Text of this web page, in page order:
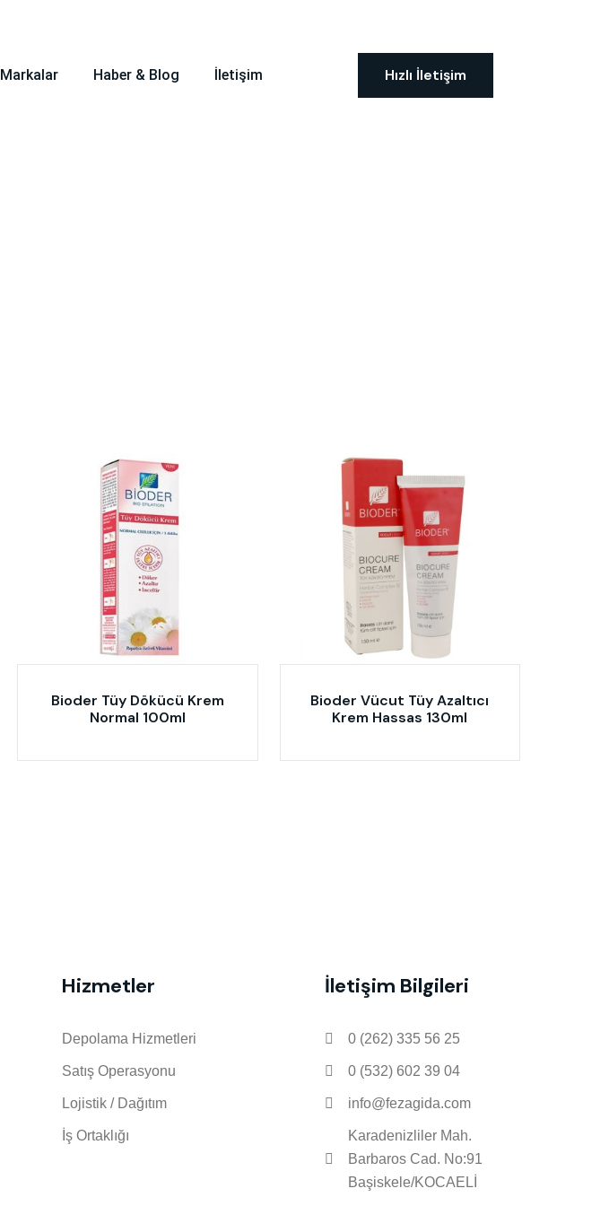
Markalar Haber & Blog İletişim Hızlı İletişim
Bioder Tüy Dökücü Krem
Normal 100ml
Bioder Vücut Tüy Azaltıcı
Krem Hassas 130ml
Hizmetler
Depolama Hizmetleri
Satış Operasyonu
Lojistik / Dağıtım
İş Ortaklığı
İletişim Bilgileri
0 (262) 335 56 25
0 (532) 602 39 04
info@fezagida.com
Karadenizliler Mah.
Barbaros Cad. No:91
Başiskele/KOCAELİ